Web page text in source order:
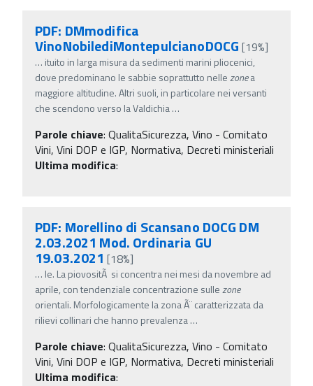
PDF: DMmodifica
VinoNobilediMontepulcianoDOCG [19%]
… ituito in larga misura da sedimenti marini pliocenici,
dove predominano le sabbie soprattutto nellezonea
maggiore altitudine. Altri suoli, in particolare nei versanti
che scendono verso la Valdichia…
Parole chiave: QualitaSicurezza, Vino - Comitato
Vini, Vini DOP e IGP, Normativa, Decreti ministeriali
Ultima modifica:
PDF: Morellino di Scansano DOCG DM
2.03.2021 Mod. Ordinaria GU
19.03.2021 [18%]
… le. La piovositÃ si concentra nei mesi da novembre ad
aprile, con tendenziale concentrazione sullezone
orientali. Morfologicamente la zona Ã¨ caratterizzata da
rilievi collinari che hanno prevalenza…
Parole chiave: QualitaSicurezza, Vino - Comitato
Vini, Vini DOP e IGP, Normativa, Decreti ministeriali
Ultima modifica: